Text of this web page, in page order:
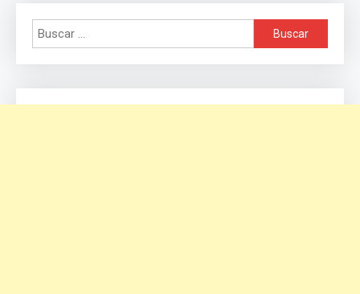
Buscar: